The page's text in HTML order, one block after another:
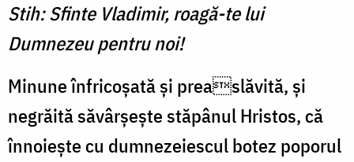
Stih: Sfinte Vladimir, roagă-te lui
Dumnezeu pentru noi!
Minune înfricoșată și preaslăvită, și
negrăită săvârșește stăpânul Hristos, că
înnoiește cu dumnezeiescul botez poporul